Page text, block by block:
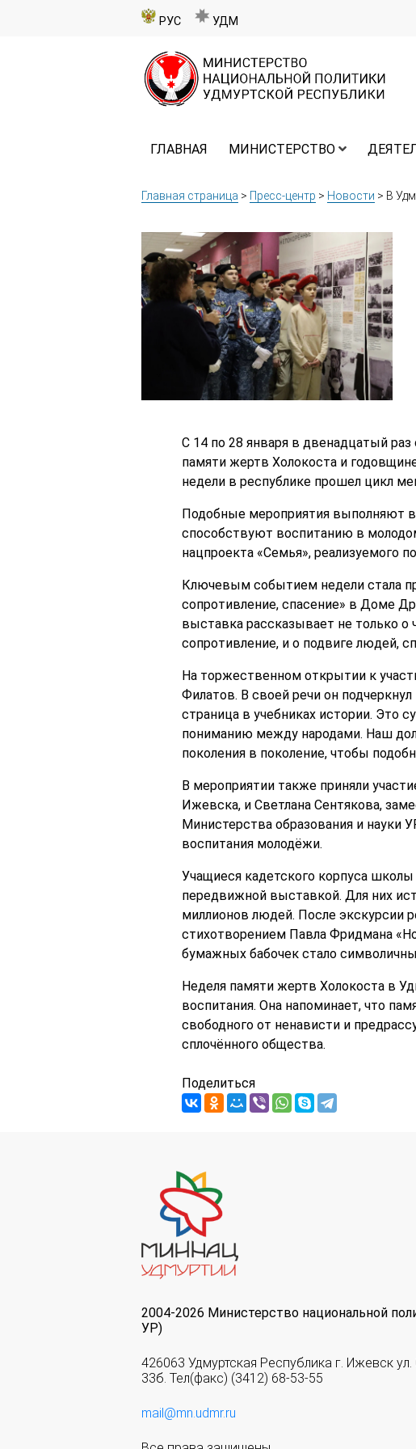
РУС УДМ
ГЛАВНАЯ МИНИСТЕРСТВО
Главная страница > Пресс-центр > Новости > В
С 14 по 28 января в двенадцатый
памяти жертв Холокоста и
недели в республике прошел цикл
Подобные мероприятия выполняют
способствуют воспитанию в
нацпроекта «Семья», реализуемого
Ключевым событием недели стала
сопротивление, спасение» в Доме
выставка рассказывает не только
сопротивление, и о подвиге людей,
На торжественном открытии к
Филатов. В своей речи он
страница в учебниках истории. Это
пониманию между народами. Наш
поколения в поколение, чтобы
В мероприятии также приняли
Ижевска, и Светлана Сентякова,
Министерства образования и науки
воспитания молодёжи.
Учащиеся кадетского корпуса
передвижной выставкой. Для них
миллионов людей. После экскурсии
стихотворением Павла Фридмана
бумажных бабочек стало
Неделя памяти жертв Холокоста в
воспитания. Она напоминает, что
свободного от ненависти и
сплочённого общества.
Поделиться
2004-2026 Министерство национальной
УР)
426063 Удмуртская Республика г. Ижевск
33б. Тел(факс) (3412) 68-53-55
mail@mn.udmr.ru